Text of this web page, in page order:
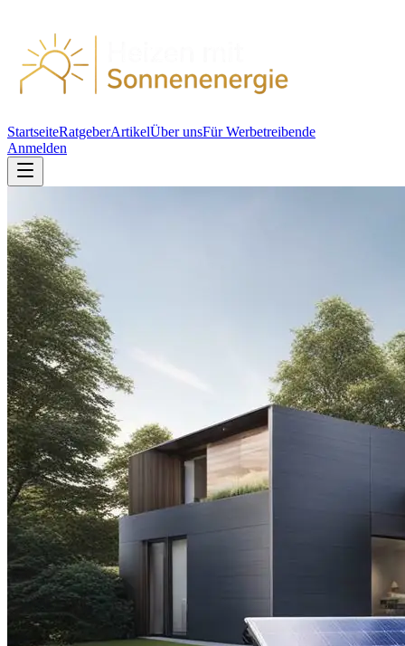
StartseiteRatgeberArtikelÜber unsFür Werbetreibende
Anmelden